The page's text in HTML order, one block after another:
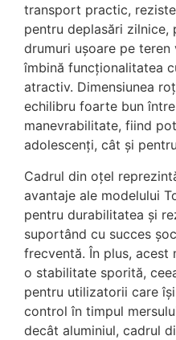
transport practic,
pentru deplasări zilnice,
drumuri ușoare pe
îmbină funcționalitatea
atractiv. Dimensiunea
echilibru foarte bun
manevrabilitate, fiind
adolescenți, cât și
Cadrul din oțel
avantaje ale modelului
pentru durabilitatea și
suportând cu succes
frecventă. În plus,
o stabilitate sporită,
pentru utilizatorii care
control în timpul
decât aluminiul, cadrul